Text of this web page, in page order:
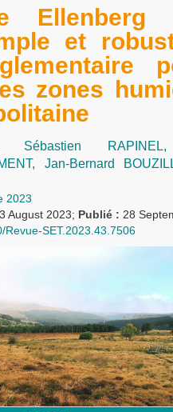
et
zones
Sébastien
Jan-Bernard
2023
3 August 2023; Publié : 28
SET.2023.43.7506